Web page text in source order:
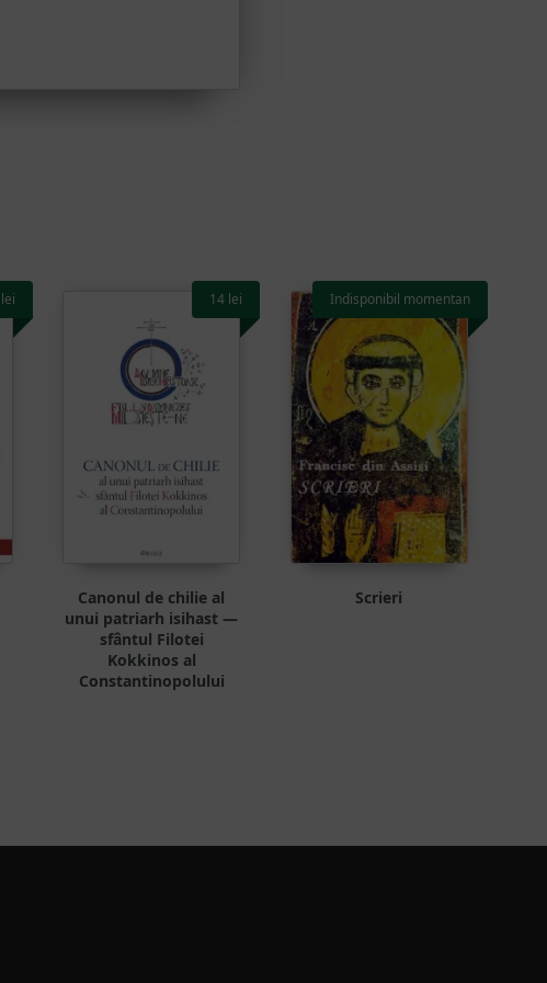
lei
Canonul de chilie al
unui patriarh isihast —
sfântul Filotei
Kokkinos al
Constantinopolului
14 lei
Scrieri
Indisponibil momentan